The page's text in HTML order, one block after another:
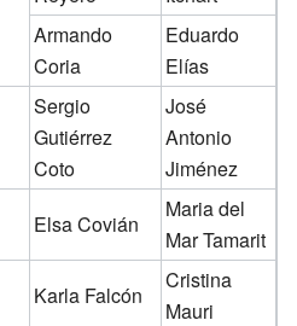
Armando
Coria
Eduardo
Elías
Sergio
Gutiérrez
Coto
José
Antonio
Jiménez
Elsa Covián
Maria del
Mar Tamarit
Karla Falcón
Cristina
Mauri